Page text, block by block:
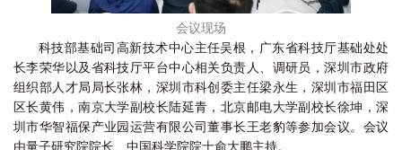
会议现场
科技部基础司高新技术中心主任吴根，广东省科技厅基础处处
长李荣华以及省科技厅平台中心相关负责人、调研员，深圳市政府
组织部人才局局长张林，深圳市科创委主任梁永生，深圳市福田区
区长黄伟，南京大学副校长陆延青，北京邮电大学副校长徐坤，深
圳市华智福保产业园运营有限公司董事长王老豹等参加会议。会议
由量子研究院院长、中国科学院院士俞大鹏主持。